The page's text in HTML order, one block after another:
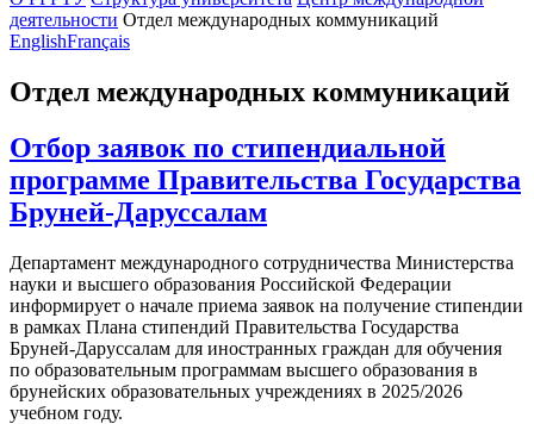
деятельности Отдел международных коммуникаций
EnglishFrançais
Отдел международных коммуникаций
Отбор заявок по стипендиальной
программе Правительства Государства
Бруней-Даруссалам
Департамент международного сотрудничества Министерства
науки и высшего образования Российской Федерации
информирует о начале приема заявок на получение стипендии
в рамках Плана стипендий Правительства Государства
Бруней-Даруссалам для иностранных граждан для обучения
по образовательным программам высшего образования в
брунейских образовательных учреждениях в 2025/2026
учебном году.